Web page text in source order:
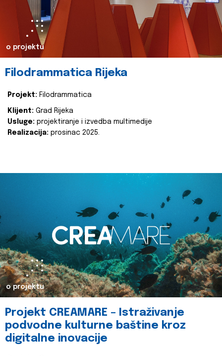
o projektu
Filodrammatica Rijeka
Projekt: Filodrammatica
Klijent: Grad Rijeka
Usluge: projektiranje i izvedba multimedije
Realizacija: prosinac 2025.
o projektu
Projekt CREAMARE – Istraživanje
podvodne kulturne baštine kroz
digitalne inovacije